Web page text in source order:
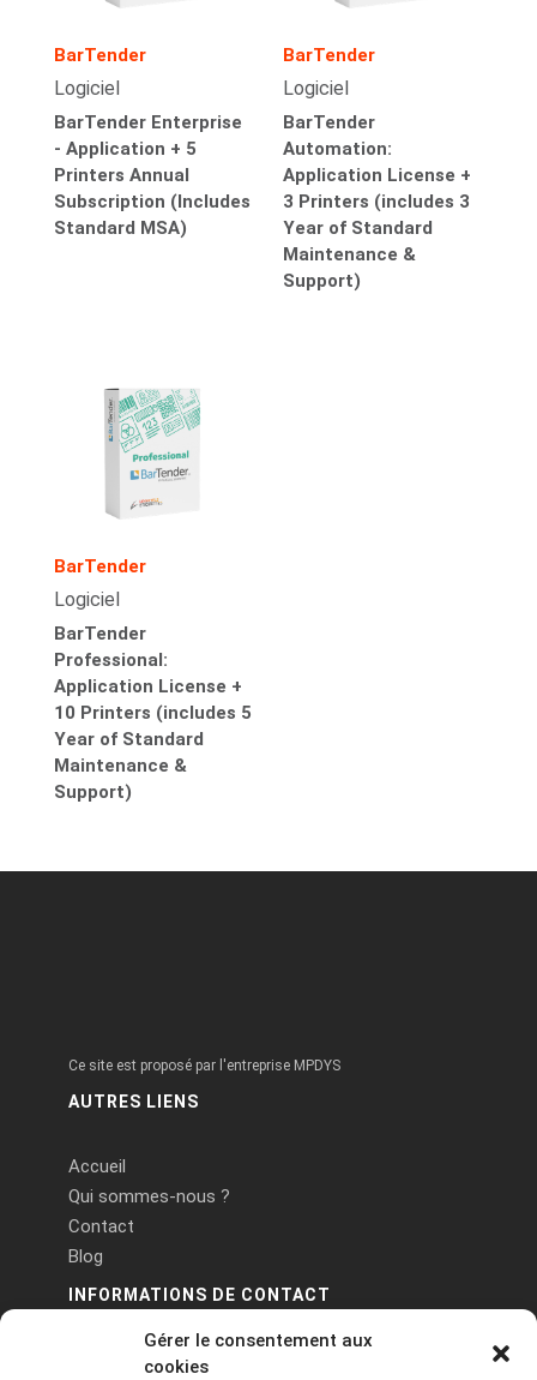
Gérer le consentement aux
cookies
BarTender
Logiciel
BarTender Enterprise
- Application + 5
Printers Annual
Subscription (Includes
Standard MSA)
BarTender
Logiciel
BarTender
Automation:
Application License +
3 Printers (includes 3
Year of Standard
Maintenance &
Support)
BarTender
Logiciel
BarTender
Professional:
Application License +
10 Printers (includes 5
Year of Standard
Maintenance &
Support)
Ce site est proposé par l'entreprise MPDYS
AUTRES LIENS
Accueil
Qui sommes-nous ?
Contact
Blog
INFORMATIONS DE CONTACT
PA Keneach Ouest - 5 rue de Belle-Île - 56400